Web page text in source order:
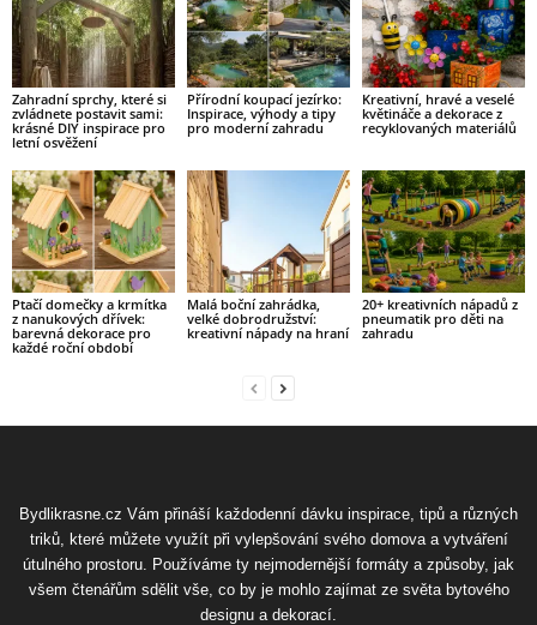
Zahradní sprchy, které si
zvládnete postavit sami:
krásné DIY inspirace pro
letní osvěžení
Přírodní koupací jezírko:
Inspirace, výhody a tipy
pro moderní zahradu
Kreativní, hravé a veselé
květináče a dekorace z
recyklovaných materiálů
Ptačí domečky a krmítka
z nanukových dřívek:
barevná dekorace pro
každé roční období
Malá boční zahrádka,
velké dobrodružství:
kreativní nápady na hraní
20+ kreativních nápadů z
pneumatik pro děti na
zahradu
Bydlikrasne.cz Vám přináší každodenní dávku inspirace, tipů a různých
triků, které můžete využít při vylepšování svého domova a vytváření
útulného prostoru. Používáme ty nejmodernější formáty a způsoby, jak
všem čtenářům sdělit vše, co by je mohlo zajímat ze světa bytového
designu a dekorací.